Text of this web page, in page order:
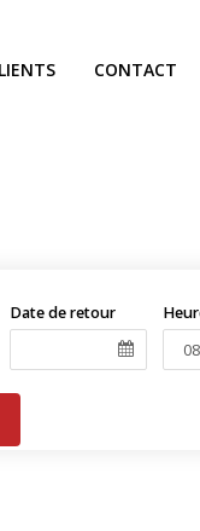
CONTACT
Date de retour